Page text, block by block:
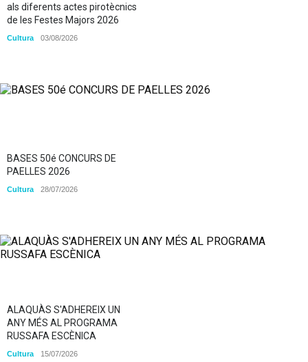
als diferents actes pirotècnics
de les Festes Majors 2026
Cultura 03/08/2026
BASES 50é CONCURS DE
PAELLES 2026
Cultura 28/07/2026
ALAQUÀS S'ADHEREIX UN
ANY MÉS AL PROGRAMA
RUSSAFA ESCÈNICA
Cultura 15/07/2026